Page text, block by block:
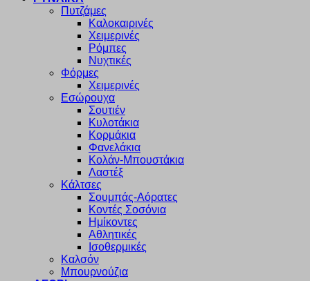
Πυτζάμες
Καλοκαιρινές
Χειμερινές
Ρόμπες
Νυχτικές
Φόρμες
Χειμερινές
Εσώρουχα
Σουτιέν
Κυλοτάκια
Κορμάκια
Φανελάκια
Κολάν-Μπουστάκια
Λαστέξ
Κάλτσες
Σουμπάς-Αόρατες
Κοντές Σοσόνια
Ημίκοντες
Αθλητικές
Ισοθερμικές
Καλσόν
Μπουρνούζια